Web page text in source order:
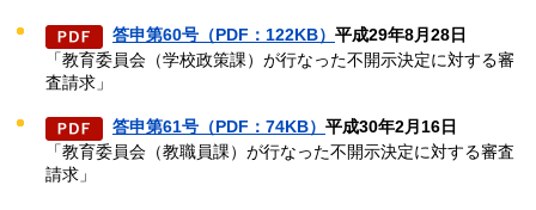
答申第60号（PDF：122KB） 平成29年8月28日
「教育委員会（学校政策課）が行なった不開示決定に対する審
査請求」
答申第61号（PDF：74KB） 平成30年2月16日
「教育委員会（教職員課）が行なった不開示決定に対する審査
請求」